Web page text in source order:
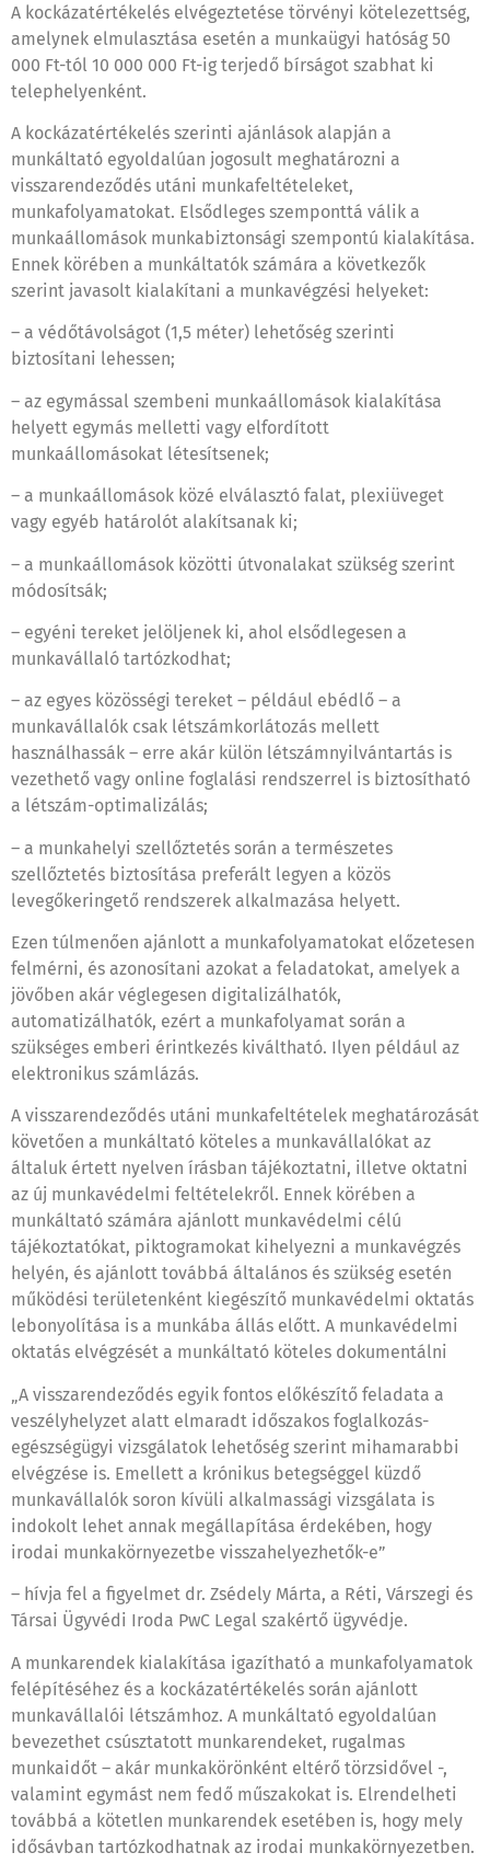
A kockázatértékelés elvégeztetése törvényi kötelezettség,
amelynek elmulasztása esetén a munkaügyi hatóság 50
000 Ft-tól 10 000 000 Ft-ig terjedő bírságot szabhat ki
telephelyenként.
A kockázatértékelés szerinti ajánlások alapján a
munkáltató egyoldalúan jogosult meghatározni a
visszarendeződés utáni munkafeltételeket,
munkafolyamatokat. Elsődleges szemponttá válik a
munkaállomások munkabiztonsági szempontú kialakítása.
Ennek körében a munkáltatók számára a következők
szerint javasolt kialakítani a munkavégzési helyeket:
– a védőtávolságot (1,5 méter) lehetőség szerinti
biztosítani lehessen;
– az egymással szembeni munkaállomások kialakítása
helyett egymás melletti vagy elfordított
munkaállomásokat létesítsenek;
– a munkaállomások közé elválasztó falat, plexiüveget
vagy egyéb határolót alakítsanak ki;
– a munkaállomások közötti útvonalakat szükség szerint
módosítsák;
– egyéni tereket jelöljenek ki, ahol elsődlegesen a
munkavállaló tartózkodhat;
– az egyes közösségi tereket – például ebédlő – a
munkavállalók csak létszámkorlátozás mellett
használhassák – erre akár külön létszámnyilvántartás is
vezethető vagy online foglalási rendszerrel is biztosítható
a létszám-optimalizálás;
– a munkahelyi szellőztetés során a természetes
szellőztetés biztosítása preferált legyen a közös
levegőkeringető rendszerek alkalmazása helyett.
Ezen túlmenően ajánlott a munkafolyamatokat előzetesen
felmérni, és azonosítani azokat a feladatokat, amelyek a
jövőben akár véglegesen digitalizálhatók,
automatizálhatók, ezért a munkafolyamat során a
szükséges emberi érintkezés kiváltható. Ilyen például az
elektronikus számlázás.
A visszarendeződés utáni munkafeltételek meghatározását
követően a munkáltató köteles a munkavállalókat az
általuk értett nyelven írásban tájékoztatni, illetve oktatni
az új munkavédelmi feltételekről. Ennek körében a
munkáltató számára ajánlott munkavédelmi célú
tájékoztatókat, piktogramokat kihelyezni a munkavégzés
helyén, és ajánlott továbbá általános és szükség esetén
működési területenként kiegészítő munkavédelmi oktatás
lebonyolítása is a munkába állás előtt. A munkavédelmi
oktatás elvégzését a munkáltató köteles dokumentálni
„A visszarendeződés egyik fontos előkészítő feladata a
veszélyhelyzet alatt elmaradt időszakos foglalkozás-
egészségügyi vizsgálatok lehetőség szerint mihamarabbi
elvégzése is. Emellett a krónikus betegséggel küzdő
munkavállalók soron kívüli alkalmassági vizsgálata is
indokolt lehet annak megállapítása érdekében, hogy
irodai munkakörnyezetbe visszahelyezhetők-e”
– hívja fel a figyelmet dr. Zsédely Márta, a Réti, Várszegi és
Társai Ügyvédi Iroda PwC Legal szakértő ügyvédje.
A munkarendek kialakítása igazítható a munkafolyamatok
felépítéséhez és a kockázatértékelés során ajánlott
munkavállalói létszámhoz. A munkáltató egyoldalúan
bevezethet csúsztatott munkarendeket, rugalmas
munkaidőt – akár munkakörönként eltérő törzsidővel -,
valamint egymást nem fedő műszakokat is. Elrendelheti
továbbá a kötetlen munkarendek esetében is, hogy mely
idősávban tartózkodhatnak az irodai munkakörnyezetben.